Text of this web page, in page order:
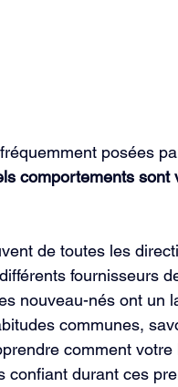
posées
comportements sont
de toutes les
fournisseurs
nouveau-nés ont un
communes,
comment
confiant durant ces